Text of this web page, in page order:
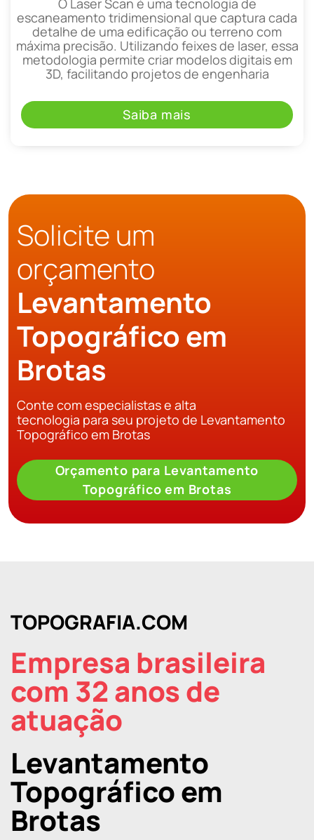
escaneamento tridimensional que captura cada
detalhe de uma edificação ou terreno com
máxima precisão. Utilizando feixes de laser, essa
metodologia permite criar modelos digitais em
3D, facilitando projetos de engenharia
Saiba mais
Solicite um
orçamento
Levantamento
Topográfico em
Brotas
Conte com especialistas e alta
tecnologia para seu projeto de Levantamento
Topográfico em Brotas
Orçamento para Levantamento
Topográfico em Brotas
TOPOGRAFIA.COM
Empresa brasileira
com 32 anos de
atuação
Levantamento
Topográfico em
Brotas